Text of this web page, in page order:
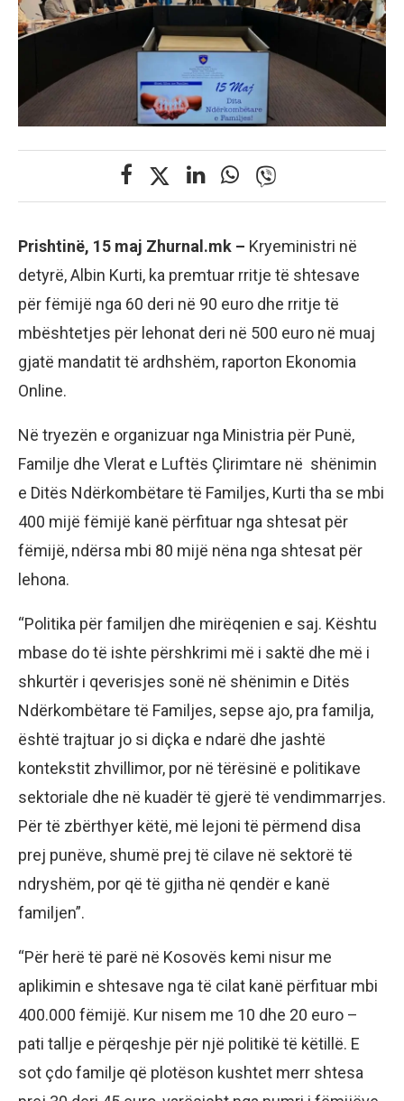
Prishtinë, 15 maj Zhurnal.mk – Kryeministri në
detyrë, Albin Kurti, ka premtuar rritje të shtesave
për fëmijë nga 60 deri në 90 euro dhe rritje të
mbështetjes për lehonat deri në 500 euro në muaj
gjatë mandatit të ardhshëm, raporton Ekonomia
Online.
Në tryezën e organizuar nga Ministria për Punë,
Familje dhe Vlerat e Luftës Çlirimtare në shënimin
e Ditës Ndërkombëtare të Familjes, Kurti tha se mbi
400 mijë fëmijë kanë përfituar nga shtesat për
fëmijë, ndërsa mbi 80 mijë nëna nga shtesat për
lehona.
“Politika për familjen dhe mirëqenien e saj. Kështu
mbase do të ishte përshkrimi më i saktë dhe më i
shkurtër i qeverisjes sonë në shënimin e Ditës
Ndërkombëtare të Familjes, sepse ajo, pra familja,
është trajtuar jo si diçka e ndarë dhe jashtë
kontekstit zhvillimor, por në tërësinë e politikave
sektoriale dhe në kuadër të gjerë të vendimmarrjes.
Për të zbërthyer këtë, më lejoni të përmend disa
prej punëve, shumë prej të cilave në sektorë të
ndryshëm, por që të gjitha në qendër e kanë
familjen”.
“Për herë të parë në Kosovës kemi nisur me
aplikimin e shtesave nga të cilat kanë përfituar mbi
400.000 fëmijë. Kur nisem me 10 dhe 20 euro –
pati tallje e përqeshje për një politikë të këtillë. E
sot çdo familje që plotëson kushtet merr shtesa